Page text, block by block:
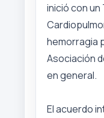
inició con un
hemorragia
Asociación
en general.
El acuerdo